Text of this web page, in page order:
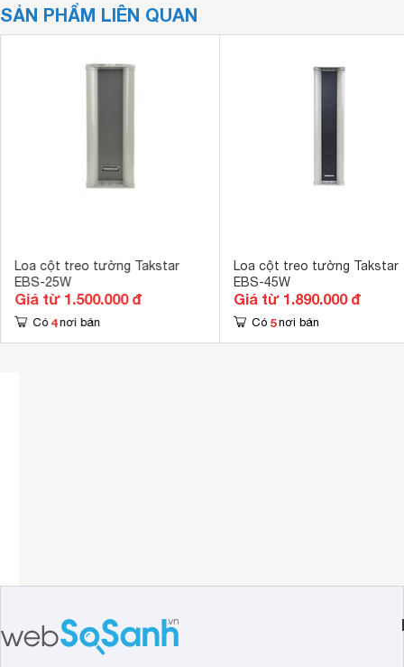
Kết nối khác
Khối lượng loa chính 3.9 kg
SẢN PHẨM LIÊN QUAN
Loa cột treo tường Takstar
EBS-25W
Giá từ 1.500.000 đ
Có 4 nơi bán
Loa cột treo tường Takstar
EBS-45W
Giá từ 1.890.000 đ
Có 5 nơi bán